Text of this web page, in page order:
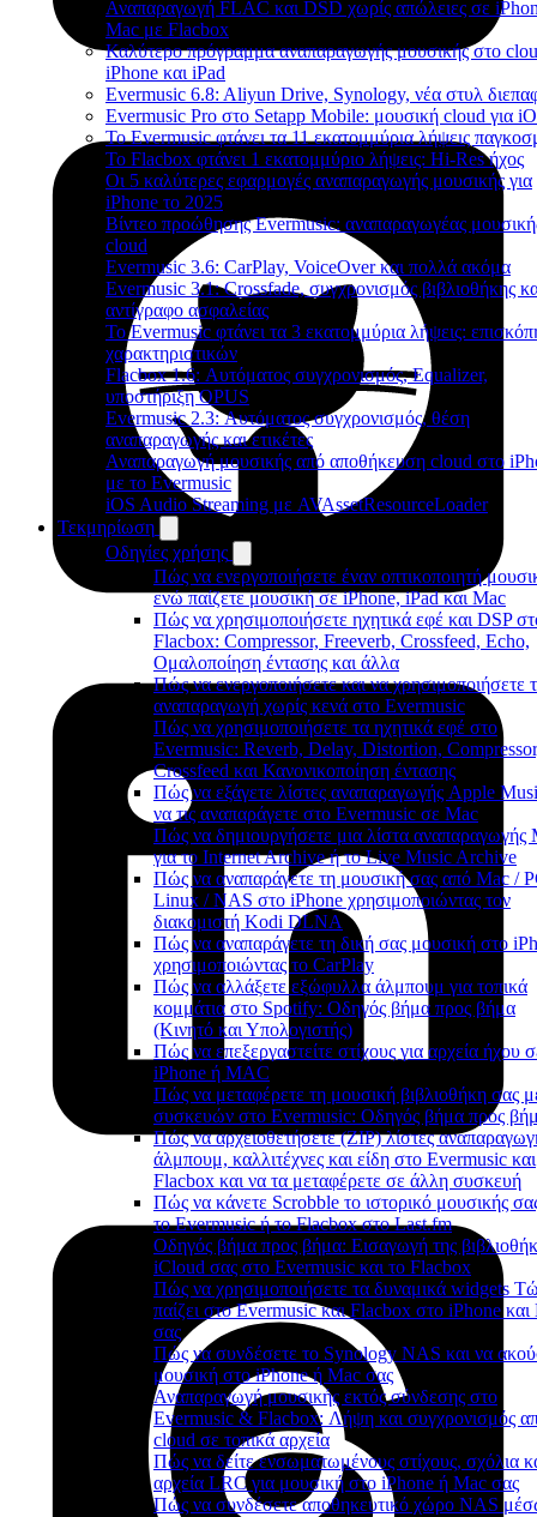
Αναπαραγωγή FLAC και DSD χωρίς απώλειες σε
Mac με Flacbox
Καλύτερο πρόγραμμα αναπαραγωγής μουσικής στο
iPhone και iPad
Evermusic 6.8: Aliyun Drive, Synology, νέα στυλ
Evermusic Pro στο Setapp Mobile: μουσική cloud για
Το Evermusic φτάνει τα 11 εκατομμύρια λήψεις
Το Flacbox φτάνει 1 εκατομμύριο λήψεις: Hi-Res ήχος
Οι 5 καλύτερες εφαρμογές αναπαραγωγής μουσικής για
iPhone το 2025
Βίντεο προώθησης Evermusic: αναπαραγωγέας
cloud
Evermusic 3.6: CarPlay, VoiceOver και πολλά ακόμα
Evermusic 3.1: Crossfade, συγχρονισμός βιβλιοθήκης
αντίγραφο ασφαλείας
Το Evermusic φτάνει τα 3 εκατομμύρια λήψεις:
χαρακτηριστικών
Flacbox 1.6: Αυτόματος συγχρονισμός, Equalizer,
υποστήριξη OPUS
Evermusic 2.3: Αυτόματος συγχρονισμός, θέση
αναπαραγωγής και ετικέτες
Αναπαραγωγή μουσικής από αποθήκευση cloud στο
με το Evermusic
iOS Audio Streaming με AVAssetResourceLoader
Τεκμηρίωση
Οδηγίες χρήσης
Πώς να ενεργοποιήσετε έναν οπτικοποιητή
ενώ παίζετε μουσική σε iPhone, iPad και Mac
Πώς να χρησιμοποιήσετε ηχητικά εφέ και DSP
Flacbox: Compressor, Freeverb, Crossfeed, Echo,
Ομαλοποίηση έντασης και άλλα
Πώς να ενεργοποιήσετε και να χρησιμοποιήσετε
αναπαραγωγή χωρίς κενά στο Evermusic
Πώς να χρησιμοποιήσετε τα ηχητικά εφέ στο
Evermusic: Reverb, Delay, Distortion,
Crossfeed και Κανονικοποίηση έντασης
Πώς να εξάγετε λίστες αναπαραγωγής Apple
να τις αναπαράγετε στο Evermusic σε Mac
Πώς να δημιουργήσετε μια λίστα αναπαραγωγής
για το Internet Archive ή το Live Music Archive
Πώς να αναπαράγετε τη μουσική σας από Mac /
Linux / NAS στο iPhone χρησιμοποιώντας τον
διακομιστή Kodi DLNA
Πώς να αναπαράγετε τη δική σας μουσική στο
χρησιμοποιώντας το CarPlay
Πώς να αλλάξετε εξώφυλλα άλμπουμ για τοπικά
κομμάτια στο Spotify: Οδηγός βήμα προς βήμα
(Κινητό και Υπολογιστής)
Πώς να επεξεργαστείτε στίχους για αρχεία ήχου
iPhone ή MAC
Πώς να μεταφέρετε τη μουσική βιβλιοθήκη σας
συσκευών στο Evermusic: Οδηγός βήμα προς
Πώς να αρχειοθετήσετε (ZIP) λίστες
άλμπουμ, καλλιτέχνες και είδη στο Evermusic και
Flacbox και να τα μεταφέρετε σε άλλη συσκευή
Πώς να κάνετε Scrobble το ιστορικό μουσικής
το Evermusic ή το Flacbox στο Last.fm
Οδηγός βήμα προς βήμα: Εισαγωγή της
iCloud σας στο Evermusic και το Flacbox
Πώς να χρησιμοποιήσετε τα δυναμικά widgets
παίζει στο Evermusic και Flacbox στο iPhone και
σας
Πώς να συνδέσετε το Synology NAS και να
μουσική στο iPhone ή Mac σας
Αναπαραγωγή μουσικής εκτός σύνδεσης στο
Evermusic & Flacbox: Λήψη και συγχρονισμός
cloud σε τοπικά αρχεία
Πώς να δείτε ενσωματωμένους στίχους, σχόλια
αρχεία LRC για μουσική στο iPhone ή Mac σας
Πώς να συνδέσετε αποθηκευτικό χώρο NAS